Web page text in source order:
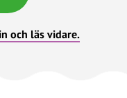
och läs vidare.